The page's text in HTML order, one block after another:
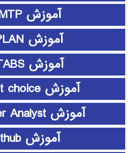
آموزش EMTP
آموزش ePLAN
آموزش ETABS
آموزش expert choice
آموزش Frontier Analyst
آموزش github